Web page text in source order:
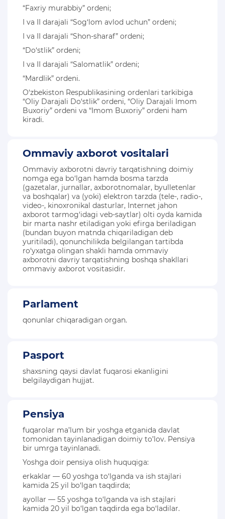
“Faxriy murabbiy” ordeni;
I va II darajali “Sog‘lom avlod uchun” ordeni;
I va II darajali “Shon-sharaf” ordeni;
“Do‘stlik” ordeni;
I va II darajali “Salomatlik” ordeni;
“Mardlik” ordeni.
O‘zbekiston Respublikasining ordenlari tarkibiga
“Oliy Darajali Do‘stlik” ordeni, “Oliy Darajali Imom
Buxoriy” ordeni va “Imom Buxoriy” ordeni ham
kiradi.
Ommaviy axborot vositalari
Ommaviy axborotni davriy tarqatishning doimiy
nomga ega bo‘lgan hamda bosma tarzda
(gazetalar, jurnallar, axborotnomalar, byulletenlar
va boshqalar) va (yoki) elektron tarzda (tele-, radio-,
video-, kinoxronikal dasturlar, Internet jahon
axborot tarmog‘idagi veb-saytlar) olti oyda kamida
bir marta nashr etiladigan yoki efirga beriladigan
(bundan buyon matnda chiqariladigan deb
yuritiladi), qonunchilikda belgilangan tartibda
ro‘yxatga olingan shakli hamda ommaviy
axborotni davriy tarqatishning boshqa shakllari
ommaviy axborot vositasidir.
Parlament
qonunlar chiqaradigan organ.
Pasport
shaxsning qaysi davlat fuqarosi ekanligini
belgilaydigan hujjat.
Pensiya
fuqarolar ma’lum bir yoshga etganida davlat
tomonidan tayinlanadigan doimiy to’lov. Pensiya
bir umrga tayinlanadi.
Yoshga doir pensiya olish huquqiga:
erkaklar — 60 yoshga to‘lganda va ish stajlari
kamida 25 yil bo‘lgan taqdirda;
ayollar — 55 yoshga to‘lganda va ish stajlari
kamida 20 yil bo‘lgan taqdirda ega bo‘ladilar.